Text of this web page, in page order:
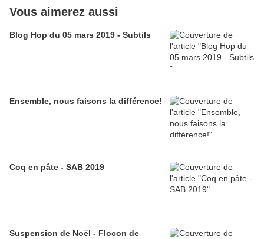
Vous aimerez aussi
Blog Hop du 05 mars 2019 - Subtils
Ensemble, nous faisons la différence!
Coq en pâte - SAB 2019
Suspension de Noël - Flocon de